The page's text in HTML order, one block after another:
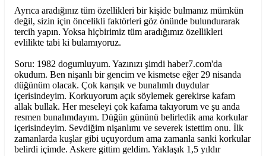
Ayrıca aradığınız tüm özellikleri bir kişide bulmanız mümkün
değil, sizin için öncelikli faktörleri göz önünde bulundurarak
tercih yapın. Yoksa hiçbirimiz tüm aradığımız özellikleri
evlilikte tabi ki bulamıyoruz.
Soru: 1982 dogumluyum. Yazınızı şimdi haber7.com'da
okudum. Ben nişanlı bir gencim ve kismetse eğer 29 nisanda
düğünüm olacak. Çok karışık ve bunalımlı duydular
içerisindeyim. Korkuyorum açık söylemek gerekirse kafam
allak bullak. Her meseleyi çok kafama takıyorum ve şu anda
resmen bunalımdayım. Düğün gününü belirledik ama korkular
içerisindeyim. Sevdiğim nişanlımı ve severek istettim onu. İlk
zamanlarda kuşlar gibi uçuyordum ama zamanla sanki korkular
belirdi içimde. Askere gittim geldim. Yaklaşık 1,5 yıldır